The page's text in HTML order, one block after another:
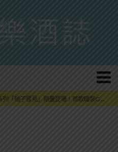
萬眾敲碗如期回歸！SUNMAI金色三麥3度攜手花蓮瓜農品牌「阿強西瓜」
三得利六ROKU琴酒旬系列「柚子雪見」限量登場！首款罐裝GIN SODA 10月同步上市
零關稅！烈酒產業再次迎來重磅利多
大摩DALMORE典藏珍稀年份系列全新力作，VINTAGE 2010攜手VINTAGE 2006